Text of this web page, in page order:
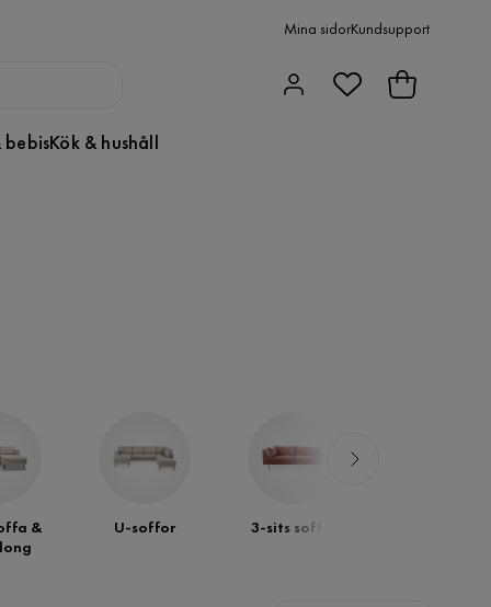
Mina sidorKundsupport
bebisKök & hushåll
&
U-soffor 3-sits soffor